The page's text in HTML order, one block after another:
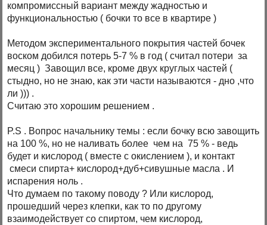
компромиссный вариант между жадностью и
функциональностью ( бочки то все в квартире )
Методом экспериментального покрытия частей бочек
воском добился потерь 5-7 % в год ( считал потери за
месяц ) Завощил все, кроме двух круглых частей (
стыдно, но не знаю, как эти части называются - дно ,что
ли ))) .
Считаю это хорошим решением .
P.S . Вопрос начальнику темы : если бочку всю завощить
на 100 %, но не наливать более чем на 75 % - ведь
будет и кислород ( вместе с окислением ), и контакт
смеси спирта+ кислород+дуб+сивушные масла . И
испарения ноль .
Что думаем по такому поводу ? Или кислород,
прошедший через клепки, как то по другому
взаимодействует со спиртом, чем кислород,